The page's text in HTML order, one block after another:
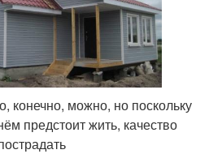
конечно, можно, но поскольку
предстоит жить, качество